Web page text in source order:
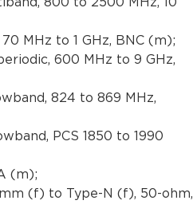
800 to 2500 MHz, 10
MHz to 1 GHz, BNC (m);
600 MHz to 9 GHz,
824 to 869 MHz,
PCS 1850 to 1990
(m);
mm (f) to Type-N (f), 50-ohm,